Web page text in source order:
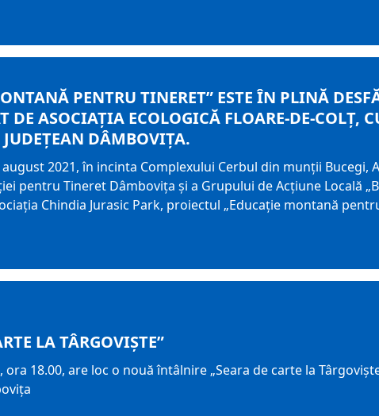
PENTRU TINERET” ESTE ÎN PLINĂ
DE ASOCIAŢIA ECOLOGICĂ FLOARE-DE-COLŢ,
DÂMBOVIȚA.
2021, în incinta Complexului Cerbul din munții Bucegi,
pentru Tineret Dâmboviţa și a Grupului de Acţiune Locală
Chindia Jurasic Park, proiectul „Educație montană
LA TÂRGOVIŞTE”
ora 18.00, are loc o nouă întâlnire „Seara de carte la